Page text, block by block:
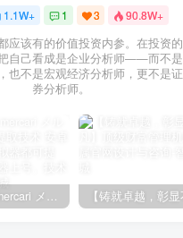
1.1W+ 1 3 90.8W+
应该有的价值投资内参。在投资的
自己看成是企业分析师——而不是
也不是宏观经济分析师，更不是证
券分析师。
日本煤炉 mercari メルカリ cookie提取技术 安卓 苹果 雷电模拟器都可提取,指纹浏览器上号。技术支持